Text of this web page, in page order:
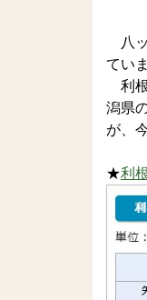
八ッ
てい
利根
潟県
が、
★利